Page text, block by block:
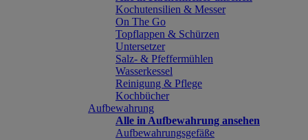
Kochutensilien & Messer
On The Go
Topflappen & Schürzen
Untersetzer
Salz- & Pfeffermühlen
Wasserkessel
Reinigung & Pflege
Kochbücher
Aufbewahrung
Alle in Aufbewahrung ansehen
Aufbewahrungsgefäße